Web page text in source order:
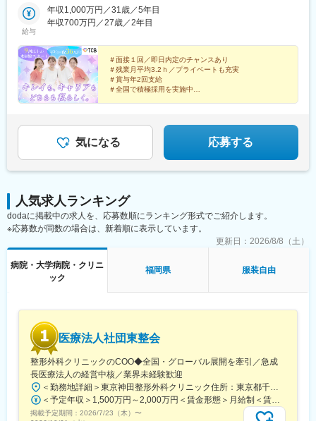
横浜院、大宮東口院、水戸院、つくば院、宇都宮院、高崎院、前
橋院 など【中部】名古屋駅前院 、名古屋栄院、金山院、岐阜
院、長野院、松本院、山梨甲府駅前院 など【近畿】梅田大阪駅
前院、大阪阪急梅田駅前院、枚方院、天王寺院、堺院、なんば
院、心斎橋院、京都駅前院、奈良院、和歌山院、四日市院 など
【中四国】広島院、福山院、松山院、高松院、高知院、徳島院、
松江院、周南徳山駅ビル院 など【九州・沖縄】小倉院、佐賀
煙対策】屋内原則禁煙
浜駅、横浜駅、川崎駅、藤沢駅、本厚木駅、大宮駅(埼玉県)、川口
駅、川越駅、南越谷駅、宇都宮駅、水戸駅、つくば駅、千葉駅、
駅、さっぽろ駅、あおば通駅、福島駅(福島県)、郡山駅(福島県)、
青森駅、盛岡駅、山形駅、秋田駅、矢場町駅、近鉄名古屋駅、金
山駅(愛知県)、豊田市駅、駅前大通駅、名鉄岐阜駅、静岡駅、新浜
松駅、三島広小路駅、長野駅、松本駅、北鉄金沢駅、新潟駅、近
鉄四日市駅、電鉄富山駅、福井駅、甲府駅、東梅田駅、大阪難波
前駅、西梅田駅、心斎橋駅、京都駅、烏丸駅、三ノ宮駅、姫路
駅、近鉄奈良駅、和歌山駅、草津駅(滋賀県)、徳山駅、立町駅、福
院下駅、東池袋駅、日比谷駅、銀座駅、岩本町駅、立川駅、京王
八王子駅、高輪台駅、奥沢駅、神奈川駅、平沼橋駅、京急川崎
駅、石上駅、新越谷駅、宇都宮駅東口駅、新千葉駅、栄町駅(千葉
県)、船橋駅、札幌駅、仙台駅(地下鉄)、曽根田駅、栄駅(愛知県)、
浜松駅、三島田町駅、市役所前駅(長野県)、金沢駅、あすなろう四
日市駅、電鉄富山駅・エスタ前駅、福井駅(福井県)、大阪梅田駅
(阪神線)、なんば駅(地下鉄)、高槻駅、梅田駅(地下鉄)、宮之阪
島県)、高松築港駅、高知橋駅、眉山ロープウェイ山麓駅、天神
駅、小倉駅(福岡県)、東比恵駅、鹿児島中央駅、水道町駅、五島町
駅、旭橋駅、西早稲田駅、末広町駅(東京都)、立川南駅、高輪ゲー
トウェイ駅、九品仏駅、新高島駅、東宿郷駅、葭川公園駅、大神
宮下駅、大通駅、仙台駅、栄町駅(愛知県)、国際センター駅、日吉
町駅、第一通り駅、三島駅、七ツ屋駅、富山駅、福井城址大名町
駅、なんば駅(南海線)、大阪駅、天王寺駅、西大橋駅、五条駅(京
都市営)、京都河原町駅、神戸三宮駅(阪神)、本通駅、高松駅(香川
給与
年収1,000万円／31歳／5年目
年収700万円／27歳／2年目
＃面接１回／即日内定のチャンスあり
＃残業月平均3.2ｈ／プライベートも充実
＃賞与年2回支給
＃全国で積極採用を実施中
スよく実現できます！
気になる 応募する
人気求人ランキング
dodaに掲載中の求人を、応募数順にランキング形式でご紹介します。
※応募数が同数の場合は、新着順に表示しています。
更新日： 2026/8/8（土）
病院・大学病院・クリニ
ック
福岡県 服装自由
医療法人社団東整会
整形外科クリニックのCOO◆全国・グローバル展開を牽引／急成
長医療法人の経営中核／業界未経験歓迎
＜勤務地詳細＞東京神田整形外科クリニック住所：東京都千代田区鍛冶町2丁目8-6 メディカルプライム神田3F勤務地最寄駅：JR山手線／神田駅受動喫煙対策：屋内全面禁煙変更の範囲：会社の定める事業所
＜予定年収＞1,500万円～2,000万円＜賃金形態＞月給制＜賃金内訳＞月額（基本給）：1,200,000円～1,500,000円＜月給＞1,200,000円～1,500,000円＜昇給有無＞有＜残業手当＞有＜給与補足＞※経験やスキルを考慮して決定します。■昇給：年1回■賞与：年2回賃金はあくまでも目安の金額であり、選考を通じて上下する可能性があります。月給(月額)は固定手当を含めた表記です。
掲載予定期間： 2026/7/23（木） 〜